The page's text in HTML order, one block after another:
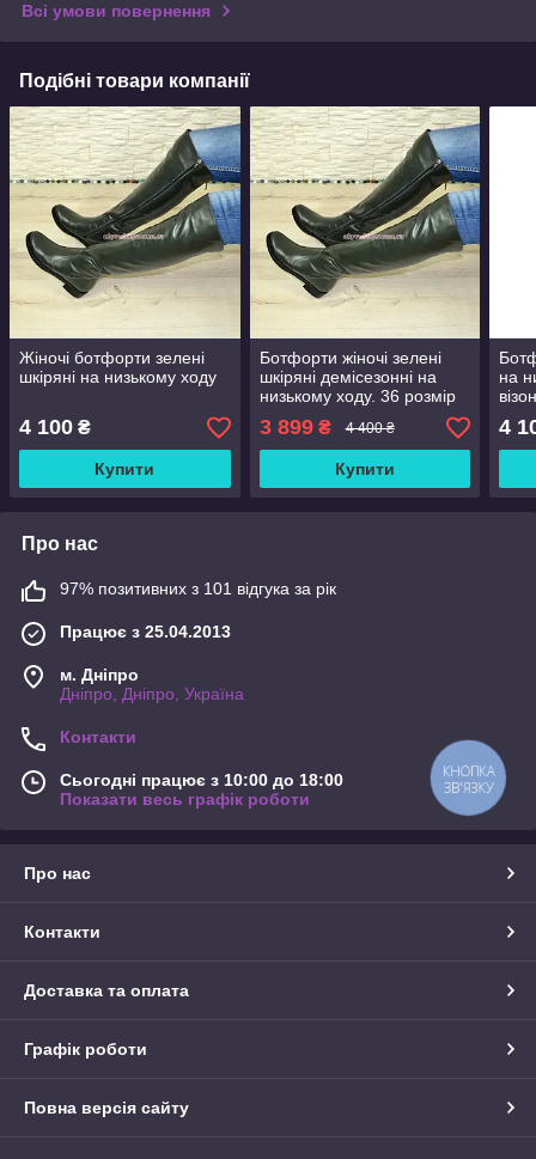
Всі умови повернення
Подібні товари компанії
Жіночі ботфорти зелені
шкіряні на низькому ходу
4 100 ₴
Купити
Ботфорти жіночі зелені
шкіряні демісезонні на
низькому ходу. 36 розмір
3 899₴ 4 400 ₴
Купити
на
4
Про нас
97% позитивних з 101 відгука за рік
Працює з 25.04.2013
м. Дніпро
Дніпро, Дніпро, Україна
Контакти
Сьогодні працює з 10:00 до 18:00
Показати весь графік роботи
Про нас
Контакти
Доставка та оплата
Графік роботи
Повна версія сайту
КНОПКА
ЗВ'ЯЗКУ